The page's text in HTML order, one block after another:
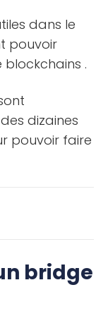
dans le
pouvoir
.
dizaines
pouvoir faire
bridge